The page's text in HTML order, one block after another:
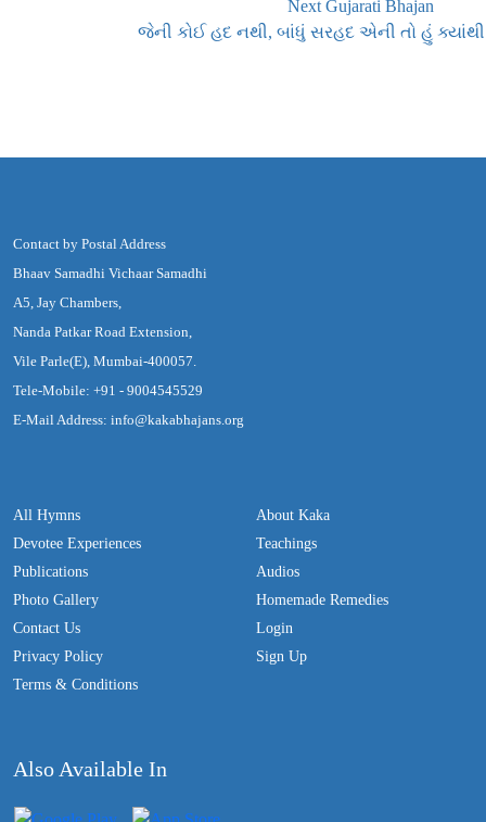
Next Gujarati Bhajan
જેની કોઈ હદ નથી, બાંધું સરહદ એની તો હું ક્યાંથી
Contact by Postal Address
Bhaav Samadhi Vichaar Samadhi
A5, Jay Chambers,
Nanda Patkar Road Extension,
Vile Parle(E), Mumbai-400057.
Tele-Mobile: +91 - 9004545529
E-Mail Address: info@kakabhajans.org
All Hymns
Devotee Experiences
Publications
Photo Gallery
Contact Us
Privacy Policy
Terms & Conditions
About Kaka
Teachings
Audios
Homemade Remedies
Login
Sign Up
Also Available In